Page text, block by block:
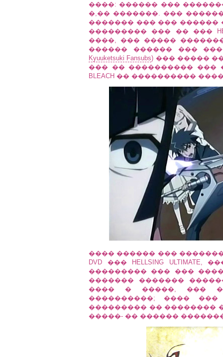
����: ������ ���
�,�� �������. ���
������� ��� ��� ������ �
��������� ��� �� ���
����, ��� ����� ��������
������ ������ ���
Kyuuketsuki Fansubs) ��� �����
��� �� ���������� ���
BLEACH �� ���������� ���� ��
���� ������ ���
DVD ��� HELLSING
��������� ��� ���
������� �������
���� � �����, ���
����������; ����
��������� �� ��������
�����- �� ������